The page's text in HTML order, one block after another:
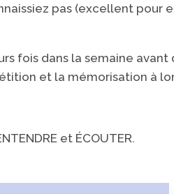
pas (excellent pour
fois dans la semaine avant
et la mémorisation à
et ÉCOUTER.